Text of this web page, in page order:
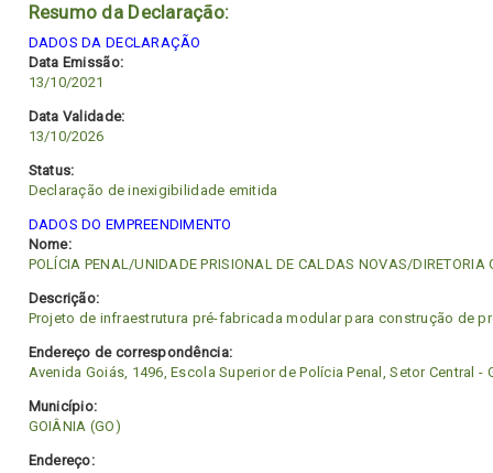
Resumo da Declaração:
DADOS DA DECLARAÇÃO
Data Emissão:
13/10/2021
Data Validade:
13/10/2026
Status:
Declaração de inexigibilidade emitida
DADOS DO EMPREENDIMENTO
Nome:
POLÍCIA PENAL/UNIDADE PRISIONAL DE CALDAS NOVAS/
Descrição:
Projeto de infraestrutura pré-fabricada modular para construção de
Endereço de correspondência:
Avenida Goiás, 1496, Escola Superior de Polícia Penal, Setor Central -
Município:
GOIÂNIA (GO)
Endereço: